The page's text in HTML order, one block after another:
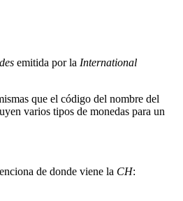
emitida por la International
que el código del nombre del
varios tipos de monedas para un
de donde viene la CH: